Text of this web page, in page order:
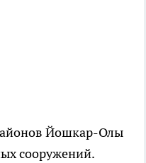
Йошкар-Олы
сооружений.